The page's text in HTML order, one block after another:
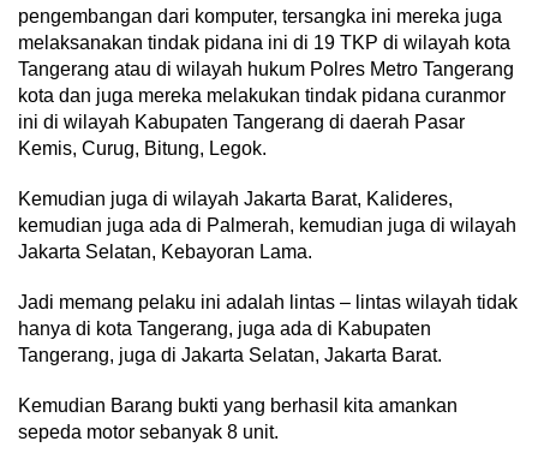
pengembangan dari komputer, tersangka ini mereka juga
melaksanakan tindak pidana ini di 19 TKP di wilayah kota
Tangerang atau di wilayah hukum Polres Metro Tangerang
kota dan juga mereka melakukan tindak pidana curanmor
ini di wilayah Kabupaten Tangerang di daerah Pasar
Kemis, Curug, Bitung, Legok.
Kemudian juga di wilayah Jakarta Barat, Kalideres,
kemudian juga ada di Palmerah, kemudian juga di wilayah
Jakarta Selatan, Kebayoran Lama.
Jadi memang pelaku ini adalah lintas – lintas wilayah tidak
hanya di kota Tangerang, juga ada di Kabupaten
Tangerang, juga di Jakarta Selatan, Jakarta Barat.
Kemudian Barang bukti yang berhasil kita amankan
sepeda motor sebanyak 8 unit.